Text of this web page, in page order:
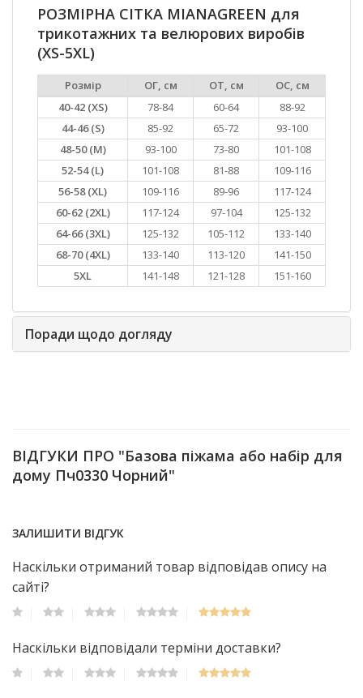
РОЗМІРНА СІТКА MIANAGREEN для
трикотажних та велюрових виробів
(XS-5XL)
Розмір ОГ, см ОТ, см
ОС, см
40-42 (XS)
78-84 60-64
88-92
44-46 (S)
85-92 65-72
93-100
48-50 (M)
93-100 73-80
101-108
52-54 (L)
101-108 81-88
109-116
56-58 (XL)
109-116 89-96
117-124
60-62 (2XL)
117-124 97-104
125-132
64-66 (3XL)
125-132 105-112
133-140
68-70 (4XL)
133-140 113-120
141-150
5XL
141-148 121-128 151-160
Поради щодо догляду
ВІДГУКИ ПРО "Базова піжама або набір для
дому Пч0330 Чорний"
ЗАЛИШИТИ ВІДГУК
Наскільки отриманий товар відповідав опису на
сайті?
Наскільки відповідали терміни доставки?